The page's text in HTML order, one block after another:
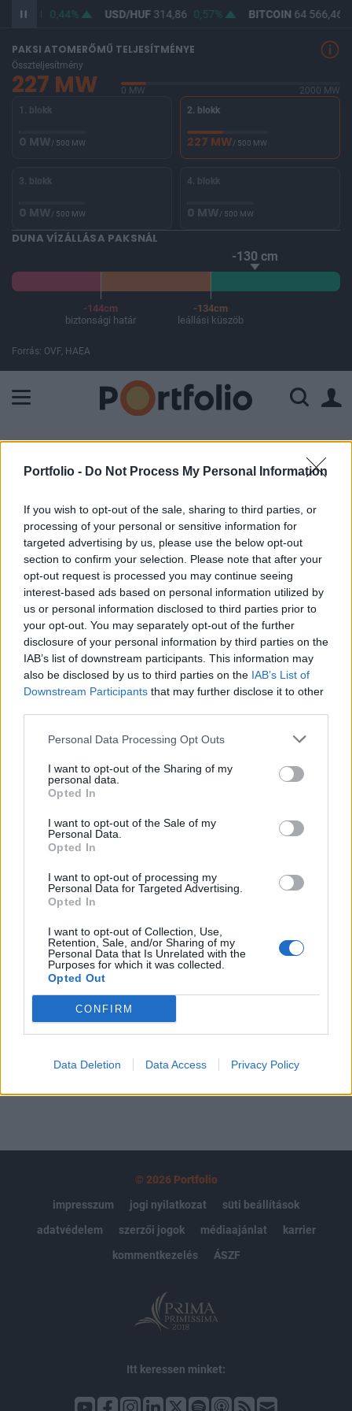
Portfolio - Do Not Process My Personal Information
If you wish to opt-out of the sale, sharing to third parties, or
processing of your personal or sensitive information for
targeted advertising by us, please use the below opt-out
section to confirm your selection. Please note that after your
opt-out request is processed you may continue seeing
interest-based ads based on personal information utilized by
us or personal information disclosed to third parties prior to
your opt-out. You may separately opt-out of the further
disclosure of your personal information by third parties on the
IAB’s list of downstream participants. This information may
also be disclosed by us to third parties on the IAB’s List of
Downstream Participants that may further disclose it to other
Personal Data Processing Opt Outs
I want to opt-out of the Sharing of my
personal data.
Opted In
I want to opt-out of the Sale of my
Personal Data.
Opted In
I want to opt-out of processing my
Personal Data for Targeted Advertising.
Opted In
I want to opt-out of Collection, Use,
Retention, Sale, and/or Sharing of my
Personal Data that Is Unrelated with the
Purposes for which it was collected.
Opted Out
CONFIRM
Data Deletion Data Access Privacy Policy
363,31 0,44% USD/HUF314,86 0,57% BITCOIN 64 566,46
PAKSI ATOMERŐMŰ TELJESÍTMÉNYE
Összteljesítmény
227 MW 0 MW
2000 MW
1. blokk
0 MW/ 500 MW
2. blokk
227 MW/ 500 MW
3. blokk
0 MW/ 500 MW
4. blokk
0 MW/ 500 MW
DUNA VÍZÁLLÁSA PAKSNÁL
-130 cm
-144cm
biztonsági határ
-134cm
leállási küszöb
Forrás: OVF, HAEA
a világ egyik legszegényebb
országa
Portfolio
2017. május 11. 11:53
Úgynevezett karbon- vagy szénadót vet ki Banglades jövőre
az üzemanyagokra. Miközben a világ leggazdagabb
országai közül számosan éppen azon ügyködnek, hogy
farolhatnának ki a Párizsi Klímaegyezményből, addig a
világ egyik legszegényebb országa az abban foglaltaknál
is szigorúbb kibocsátáscsökkentési intézkedések
KEDVES OLVASÓNK!
A keresett cikk a portfolio.hu hírarchívumához
tartozik, melynek olvasása előfizetéses
regisztrációhoz kötött.
Az előfizetés a következőket tartalmazza:
Kötéslisták: BÉT elmúlt 2 év napon belüli
kötéslistái
Előfizetés
MÁR ELŐFIZETŐNK VAGY? BEJELENTKEZÉS
© 2026 Portfolio
impresszum
jogi nyilatkozat
süti beállítások
adatvédelem
szerzői jogok médiaajánlat
karrier
kommentkezelés
ÁSZF
Itt keressen minket: